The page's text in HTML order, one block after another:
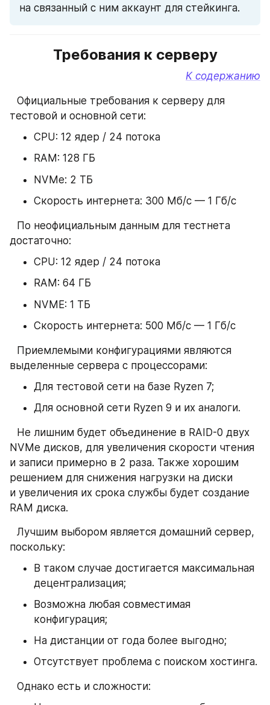
на связанный с ним аккаунт для стейкинга.
Требования к серверу
К содержанию
Официальные требования к серверу для
тестовой и основной сети:
CPU: 12 ядер / 24 потока
RAM: 128 ГБ
NVMe: 2 ТБ
Скорость интернета: 300 Мб/с — 1 Гб/с
⠀По неофициальным данным для тестнета
достаточно:
CPU: 12 ядер / 24 потока
RAM: 64 ГБ
NVME: 1 ТБ
Скорость интернета: 500 Мб/с — 1 Гб/с
Приемлемыми конфигурациями являются
выделенные сервера с процессорами:
Для тестовой сети на базе Ryzen 7;
Для основной сети Ryzen 9 и их аналоги.
Не лишним будет объединение в RAID-0 двух
NVMe дисков, для увеличения скорости чтения
и записи примерно в 2 раза. Также хорошим
решением для снижения нагрузки на диски
и увеличения их срока службы будет создание
RAM диска.
⠀Лучшим выбором является домашний сервер,
поскольку:
В таком случае достигается максимальная
децентрализация;
Возможна любая совместимая
конфигурация;
На дистанции от года более выгодно;
Отсутствует проблема с поиском хостинга.
⠀Однако есть и сложности: